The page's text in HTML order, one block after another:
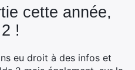
cette année,
!
eu droit à des infos et